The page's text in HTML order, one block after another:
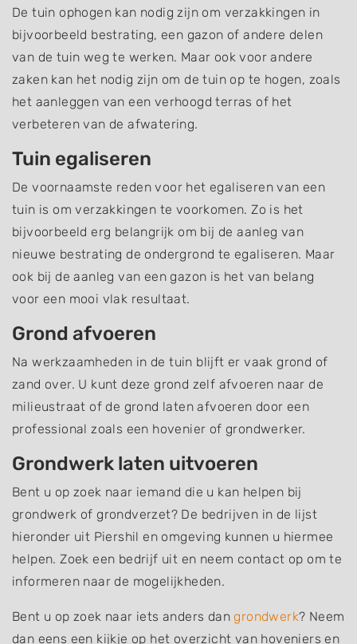
De tuin ophogen kan nodig zijn om verzakkingen in
bijvoorbeeld bestrating, een gazon of andere delen
van de tuin weg te werken. Maar ook voor andere
zaken kan het nodig zijn om de tuin op te hogen, zoals
het aanleggen van een verhoogd terras of het
verbeteren van de afwatering.
Tuin egaliseren
De voornaamste reden voor het egaliseren van een
tuin is om verzakkingen te voorkomen. Zo is het
bijvoorbeeld erg belangrijk om bij de aanleg van
nieuwe bestrating de ondergrond te egaliseren. Maar
ook bij de aanleg van een gazon is het van belang
voor een mooi vlak resultaat.
Grond afvoeren
Na werkzaamheden in de tuin blijft er vaak grond of
zand over. U kunt deze grond zelf afvoeren naar de
milieustraat of de grond laten afvoeren door een
professional zoals een hovenier of grondwerker.
Grondwerk laten uitvoeren
Bent u op zoek naar iemand die u kan helpen bij
grondwerk of grondverzet? De bedrijven in de lijst
hieronder uit Piershil en omgeving kunnen u hiermee
helpen. Zoek een bedrijf uit en neem contact op om te
informeren naar de mogelijkheden.
Bent u op zoek naar iets anders dangrondwerk? Neem
dan eens een kijkje op het overzicht van hoveniers en